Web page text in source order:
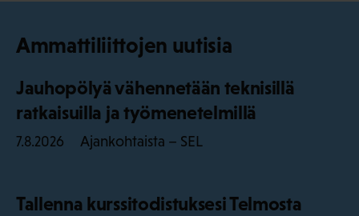
Ammattiliittojen uutisia
Jauhopölyä vähennetään teknisillä
ratkaisuilla ja työmenetelmillä
7.8.2026 Ajankohtaista – SEL
Tallenna kurssitodistuksesi Telmosta